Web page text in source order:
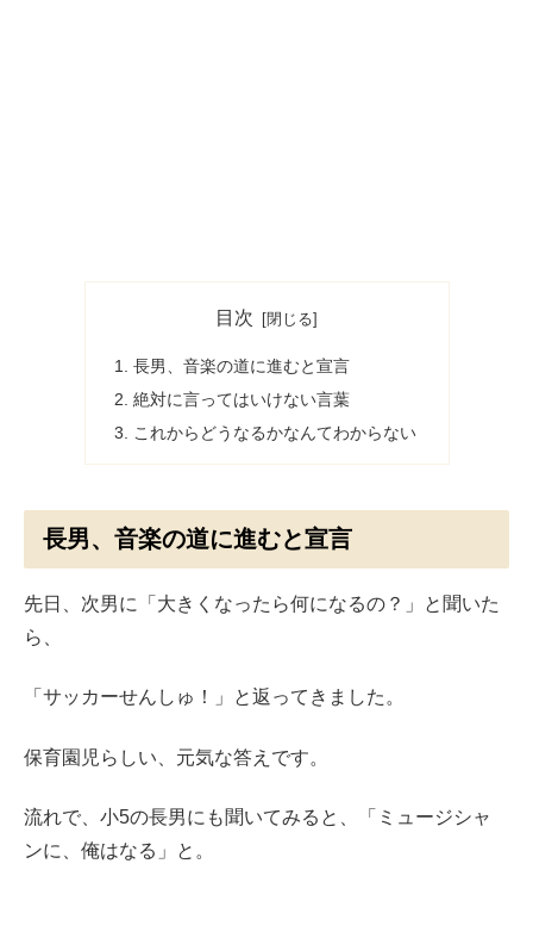
目次
長男、音楽の道に進むと宣言
絶対に言ってはいけない言葉
これからどうなるかなんてわからない
長男、音楽の道に進むと宣言
先日、次男に「大きくなったら何になるの？」と聞いた
ら、
「サッカーせんしゅ！」と返ってきました。
保育園児らしい、元気な答えです。
流れで、小5の長男にも聞いてみると、「ミュージシャ
ンに、俺はなる」と。